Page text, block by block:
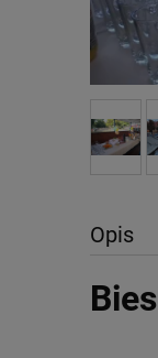
Opis